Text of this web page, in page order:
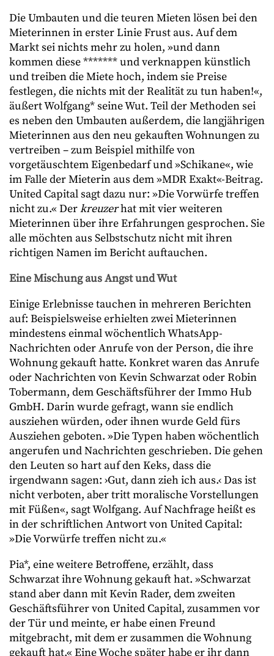
Die Umbauten und die teuren Mieten lösen bei den
Mieterinnen in erster Linie Frust aus. Auf dem
Markt sei nichts mehr zu holen, »und dann
kommen diese ******* und verknappen künstlich
und treiben die Miete hoch, indem sie Preise
festlegen, die nichts mit der Realität zu tun haben!«,
äußert Wolfgang* seine Wut. Teil der Methoden sei
es neben den Umbauten außerdem, die langjährigen
Mieterinnen aus den neu gekauften Wohnungen zu
vertreiben – zum Beispiel mithilfe von
vorgetäuschtem Eigenbedarf und »Schikane«, wie
im Falle der Mieterin aus dem »MDR Exakt«-Beitrag.
United Capital sagt dazu nur: »Die Vorwürfe treffen
nicht zu.« Derkreuzerhat mit vier weiteren
Mieterinnen über ihre Erfahrungen gesprochen. Sie
alle möchten aus Selbstschutz nicht mit ihren
richtigen Namen im Bericht auftauchen.
Eine Mischung aus Angst und Wut
Einige Erlebnisse tauchen in mehreren Berichten
auf: Beispielsweise erhielten zwei Mieterinnen
mindestens einmal wöchentlich WhatsApp-
Nachrichten oder Anrufe von der Person, die ihre
Wohnung gekauft hatte. Konkret waren das Anrufe
oder Nachrichten von Kevin Schwarzat oder Robin
Tobermann, dem Geschäftsführer der Immo Hub
GmbH. Darin wurde gefragt, wann sie endlich
ausziehen würden, oder ihnen wurde Geld fürs
Ausziehen geboten. »Die Typen haben wöchentlich
angerufen und Nachrichten geschrieben. Die gehen
den Leuten so hart auf den Keks, dass die
irgendwann sagen: ›Gut, dann zieh ich aus.‹ Das ist
nicht verboten, aber tritt moralische Vorstellungen
mit Füßen«, sagt Wolfgang. Auf Nachfrage heißt es
in der schriftlichen Antwort von United Capital:
»Die Vorwürfe treffen nicht zu.«
Pia*, eine weitere Betroffene, erzählt, dass
Schwarzat ihre Wohnung gekauft hat. »Schwarzat
stand aber dann mit Kevin Rader, dem zweiten
Geschäftsführer von United Capital, zusammen vor
der Tür und meinte, er habe einen Freund
mitgebracht, mit dem er zusammen die Wohnung
gekauft hat.« Eine Woche später habe er ihr dann